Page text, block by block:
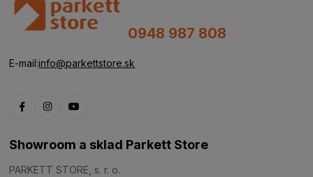
0948 987 808
E-mail:info@parkettstore.sk
Showroom a sklad Parkett Store
PARKETT STORE, s. r. o.